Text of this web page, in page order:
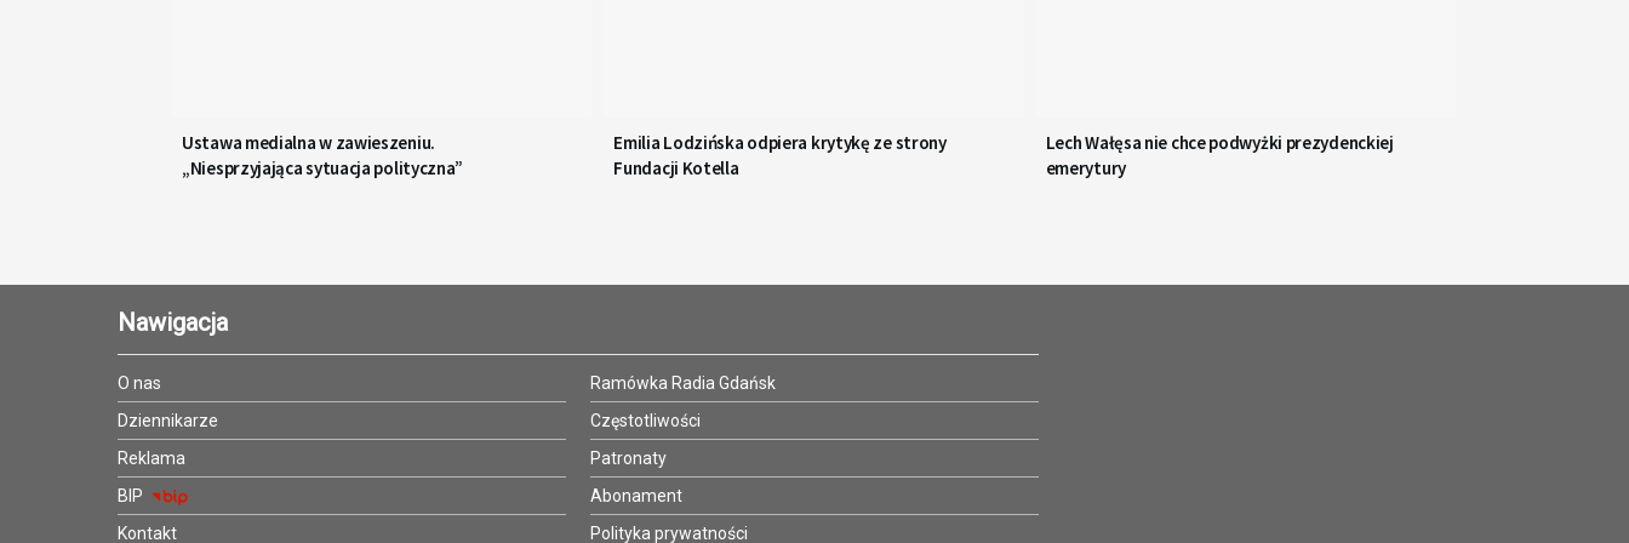
Ustawa medialna w zawieszeniu.
„Niesprzyjająca sytuacja polityczna”
Emilia Lodzińska odpiera krytykę ze strony
Fundacji Kotella
Lech Wałęsa nie chce podwyżki prezydenckiej
emerytury
Nawigacja
O nas
Dziennikarze
Reklama
BIP
Kontakt
Ramówka Radia Gdańsk
Częstotliwości
Patronaty
Abonament
Polityka prywatności